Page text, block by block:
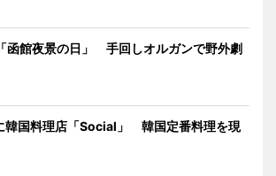
函館夜景の日」 手回しオルガンで野外劇
韓国料理店「Social」 韓国定番料理を現